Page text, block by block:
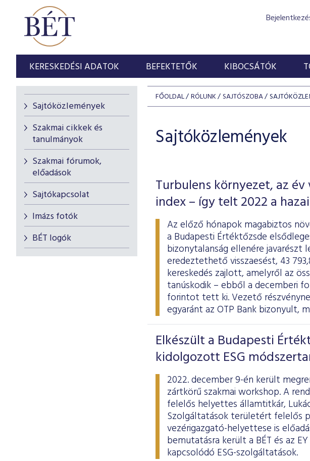
KERESKEDÉSI ADATOK BEFEKTETŐK KIBOCSÁTÓK
Sajtóközlemények
Szakmai cikkek és
tanulmányok
Szakmai fórumok,
előadások
Sajtókapcsolat
Imázs fotók
BÉT logók
FŐOLDAL RÓLUNK SAJTÓSZOBA
Sajtóközlemények
Turbulens környezet, az
index – így telt 2022 a
Az előző hónapok magabiztos
a Budapesti Értéktőzsde
bizonytalanság ellenére javarészt
eredeztethető visszaesést, 43
kereskedés zajlott, amelyről az
tanúskodik – ebből a decemberi
forintot tett ki. Vezető
egyaránt az OTP Bank bizonyult,
Elkészült a Budapesti
kidolgozott ESG
2022. december 9-én került
zártkörű szakmai workshop. A
felelős helyettes államtitkár,
Szolgáltatások területért felelős
vezérigazgató-helyettese is
bemutatásra került a BÉT és az
kapcsolódó ESG-szolgáltatások.